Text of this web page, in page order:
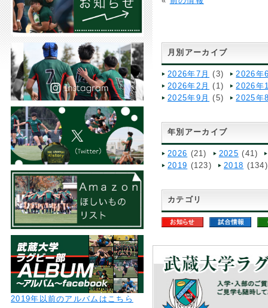
月別アーカイブ
2026年7月 (3)
2026年
2026年2月 (1)
2026年
2025年9月 (5) 2025年
年別アーカイブ
2026 (21) 2025 (41)
2019 (123) 2018 (134)
カテゴリ
2019年以前のアルバムはこちら